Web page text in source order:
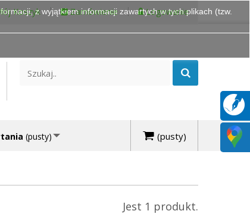
Koszyk Zamówienie Logowanie
(pusty)
(pusty)
Jest 1 produkt.
z wyjątkiem informacji zawartych w tych plikach (tzw.